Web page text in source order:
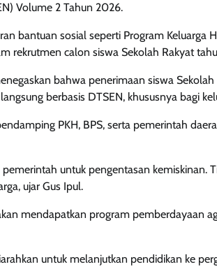
Volume 2 Tahun 2026.
bantuan sosial seperti Program Keluarga
rekrutmen calon siswa Sekolah Rakyat
bahwa penerimaan siswa
berbasis DTSEN, khususnya bagi
PKH, BPS, serta pemerintah
pemerintah untuk pengentasan kemiskinan.
ujar Gus Ipul.
mendapatkan program pemberdayaan
untuk melanjutkan pendidikan ke